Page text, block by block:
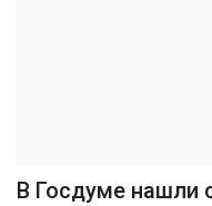
В Госдуме нашли